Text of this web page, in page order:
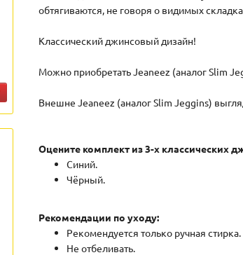
обтягиваются, не говоря о видимых
Классический джинсовый дизайн!
Можно приобретать Jeaneez (аналог Slim
Внешне Jeaneez (аналог Slim Jeggins)
Оцените комплект из 3-х классических
Синий.
Чёрный.
Рекомендации по уходу:
Рекомендуется только ручная стирка.
Не отбеливать.